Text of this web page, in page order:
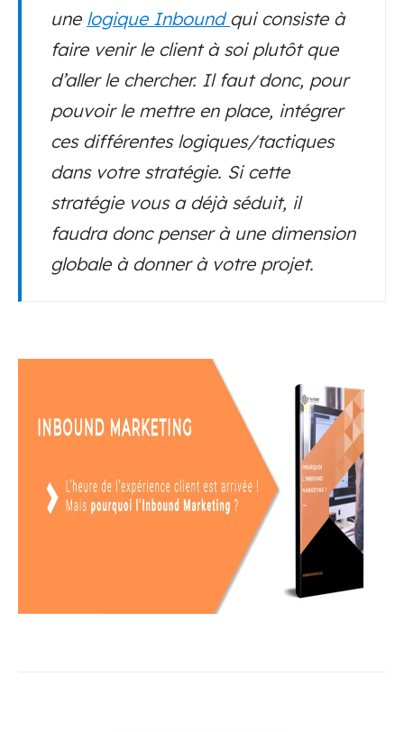
une logique Inboundqui consiste à
faire venir le client à soi plutôt que
d’aller le chercher. Il faut donc, pour
pouvoir le mettre en place, intégrer
ces différentes logiques/tactiques
dans votre stratégie. Si cette
stratégie vous a déjà séduit, il
faudra donc penser à une dimension
globale à donner à votre projet.